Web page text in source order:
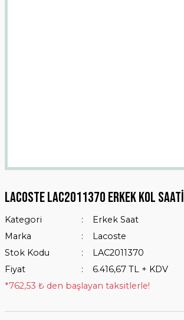
Lacoste LAC2011370 Erkek Kol Saati
Kategori
Erkek Saat
Marka
Lacoste
Stok Kodu
LAC2011370
Fiyat
6.416,67 TL + KDV
*762,53 ₺ den başlayan taksitlerle!